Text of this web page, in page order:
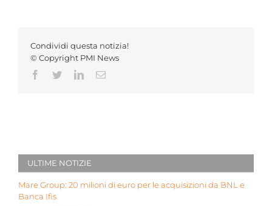
Condividi questa notizia!
© Copyright PMI News
Facebook
TwitterLinkedInEmail
ULTIME NOTIZIE
Mare Group: 20 milioni di euro per le acquisizioni da BNL e
Banca Ifis